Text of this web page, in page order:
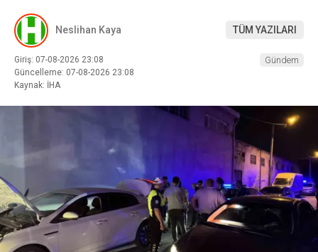
Neslihan Kaya TÜM YAZILARI
Giriş: 07-08-2026 23:08
Güncelleme: 07-08-2026 23:08
Kaynak: İHA
Gündem